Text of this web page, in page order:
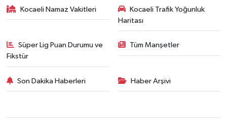
Kocaeli Namaz Vakitleri
Kocaeli Trafik Yoğunluk
Haritası
Süper Lig Puan Durumu ve
Fikstür
Tüm Manşetler
Son Dakika Haberleri Haber Arşivi